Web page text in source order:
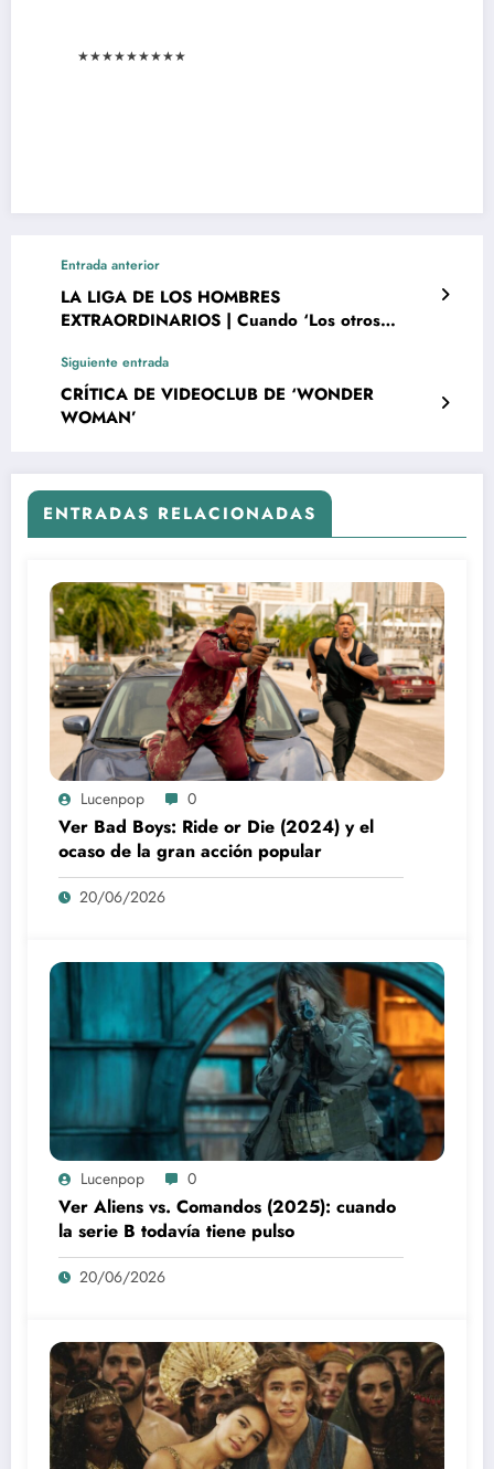
★★★★★★★★★
Entrada anterior
LA LIGA DE LOS HOMBRES
EXTRAORDINARIOS | Cuando ‘Los otros
Connery
Siguiente entrada
CRÍTICA DE VIDEOCLUB DE ‘WONDER
WOMAN’
ENTRADAS RELACIONADAS
Lucenpop 0
Ver Bad Boys: Ride or Die (2024) y el
ocaso de la gran acción popular
20/06/2026
Lucenpop 0
Ver Aliens vs. Comandos (2025): cuando
la serie B todavía tiene pulso
20/06/2026